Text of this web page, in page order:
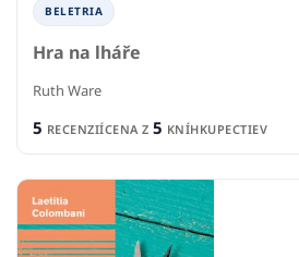
BELETRIA
Hra na lháře
Ruth Ware
5 RECENZIÍCENA Z 5 KNÍHKUPECTIEV